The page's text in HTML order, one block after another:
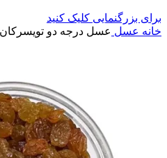
برای بزرگنمایی کلیک کنید
خانه عسل عسل درجه دو تویسرکان